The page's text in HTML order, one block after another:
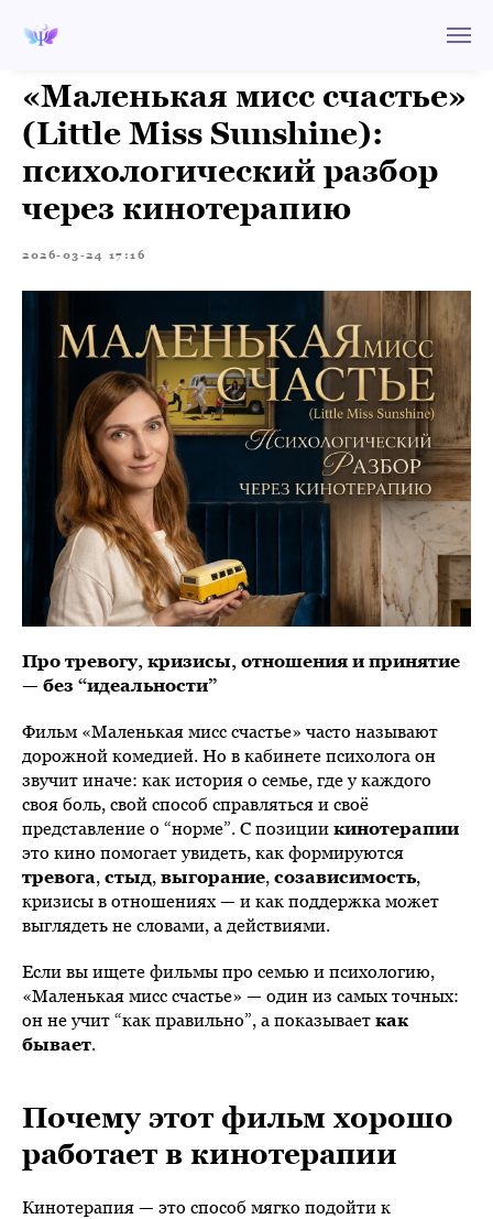
«Маленькая мисс счастье»
(Little Miss Sunshine):
психологический разбор
через кинотерапию
2026-03-24 17:16
Про тревогу, кризисы, отношения и принятие
— без “идеальности”
Фильм «Маленькая мисс счастье» часто называют
дорожной комедией. Но в кабинете психолога он
звучит иначе: как история о семье, где у каждого
своя боль, свой способ справляться и своё
представление о “норме”. С позиции кинотерапии
это кино помогает увидеть, как формируются
тревога, стыд, выгорание, созависимость,
кризисы в отношениях — и как поддержка может
выглядеть не словами, а действиями.
Если вы ищете фильмы про семью и психологию,
«Маленькая мисс счастье» — один из самых точных:
он не учит “как правильно”, а показывает как
бывает.
Почему этот фильм хорошо
работает в кинотерапии
Кинотерапия — это способ мягко подойти к